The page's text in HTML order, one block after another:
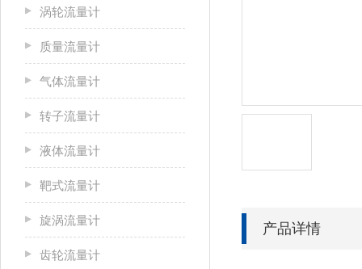
涡轮流量计
质量流量计
气体流量计
转子流量计
液体流量计
靶式流量计
旋涡流量计
齿轮流量计
产品详情